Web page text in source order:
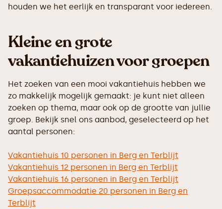
houden we het eerlijk en transparant voor iedereen.
Kleine en grote
vakantiehuizen voor groepen
Het zoeken van een mooi vakantiehuis hebben we
zo makkelijk mogelijk gemaakt: je kunt niet alleen
zoeken op thema, maar ook op de grootte van jullie
groep. Bekijk snel ons aanbod, geselecteerd op het
aantal personen:
Vakantiehuis 10 personen in Berg en Terblijt
Vakantiehuis 12 personen in Berg en Terblijt
Vakantiehuis 16 personen in Berg en Terblijt
Groepsaccommodatie 20 personen in Berg en
Terblijt